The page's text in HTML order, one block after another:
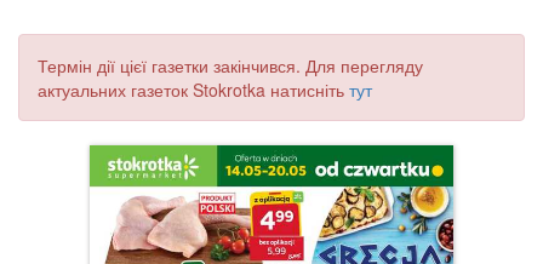
Термін дії цієї газетки закінчився. Для перегляду
актуальних газеток Stokrotka натисніть тут